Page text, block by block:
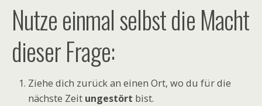
Nutze einmal selbst die Macht
dieser Frage:
Ziehe dich zurück an einen Ort, wo du für die
nächste Zeit ungestört bist.